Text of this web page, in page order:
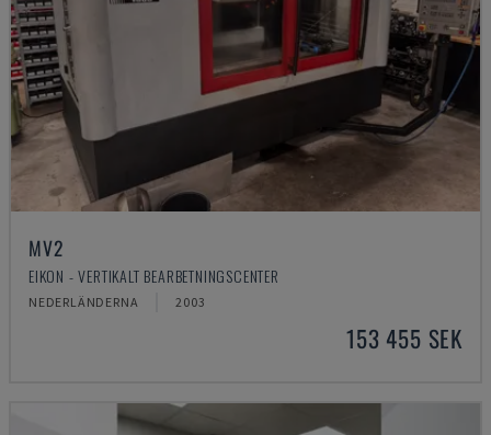
MV2
EIKON - VERTIKALT BEARBETNINGSCENTER
NEDERLÄNDERNA 2003
153 455 SEK